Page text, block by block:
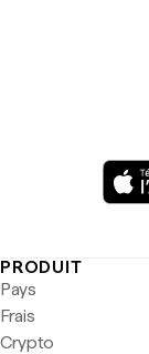
PRODUIT
Pays
Frais
Crypto